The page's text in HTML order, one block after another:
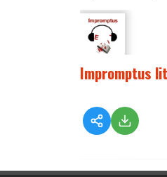
Impromptus